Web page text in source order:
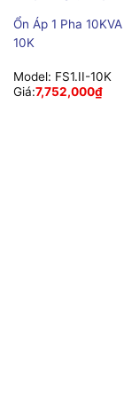
Ổn Áp 1 Pha
10K
Model: FS1.II-10K
Giá:7,752,000₫